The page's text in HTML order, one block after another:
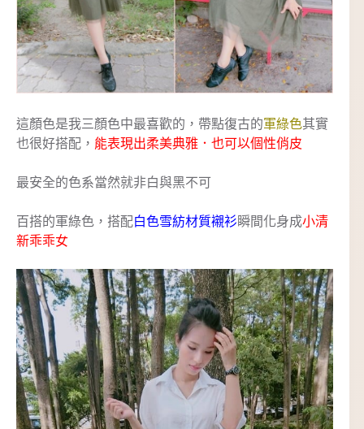
這顏色是我三顏色中最喜歡的，帶點復古的軍綠色其實
也很好搭配， 能表現出柔美典雅．也可以個性俏皮
最安全的色系當然就非白與黑不可
百搭的軍綠色，搭配白色雪紡材質襯衫瞬間化身成小清
新乖乖女